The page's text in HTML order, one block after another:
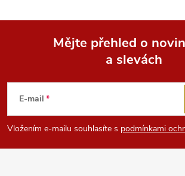
p
a
Mějte přehled o
a slevách
E-mail
Vložením e-mailu souhlasíte s podmínkami